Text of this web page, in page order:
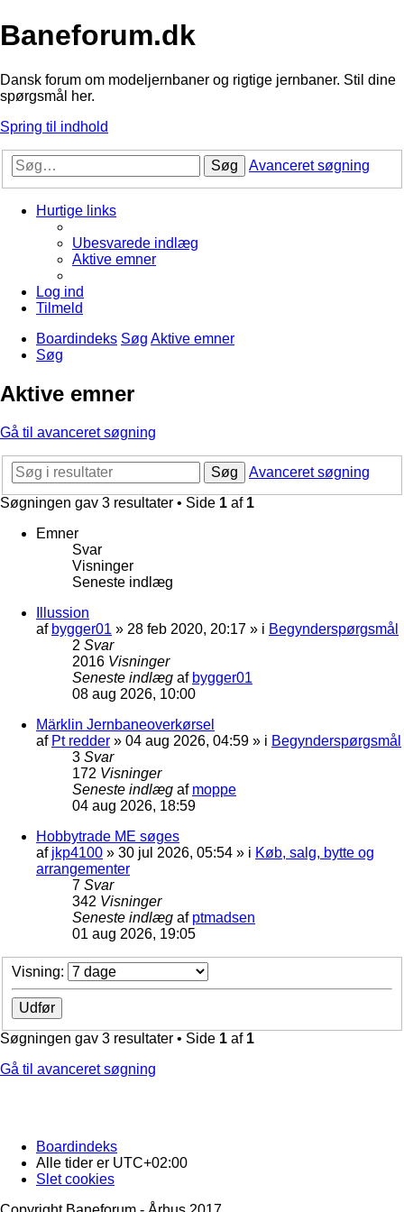
Baneforum.dk
Dansk forum om modeljernbaner og rigtige jernbaner. Stil dine
spørgsmål her.
Spring til indhold
Søg Avanceret søgning
Hurtige links
Ubesvarede indlæg
Aktive emner
Log ind
Tilmeld
Boardindeks Søg Aktive emner
Søg
Aktive emner
Gå til avanceret søgning
Søg
Avanceret søgning
Søgningen gav 3 resultater • Side 1 af 1
Emner
Svar
Visninger
Seneste indlæg
Illussion
af bygger01 » 28 feb 2020, 20:17 » i Begynderspørgsmål
2 Svar
2016 Visninger
Seneste indlæg af bygger01
08 aug 2026, 10:00
Märklin Jernbaneoverkørsel
af Pt redder » 04 aug 2026, 04:59 » i Begynderspørgsmål
3 Svar
172 Visninger
Seneste indlæg af moppe
04 aug 2026, 18:59
Hobbytrade ME søges
af jkp4100 » 30 jul 2026, 05:54 » i Køb, salg, bytte og
arrangementer
7 Svar
342 Visninger
Seneste indlæg af ptmadsen
01 aug 2026, 19:05
Visning:
Søgningen gav 3 resultater • Side 1 af 1
Gå til avanceret søgning
Boardindeks
Alle tider er UTC+02:00
Slet cookies